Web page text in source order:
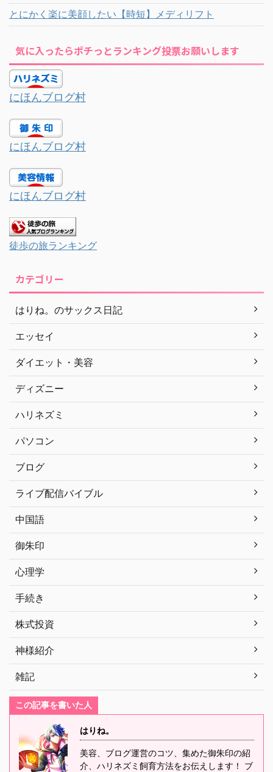
とにかく楽に美顔したい【時短】メディリフト
気に入ったらポチっとランキング投票お願いします
にほんブログ村
にほんブログ村
にほんブログ村
徒歩の旅ランキング
カテゴリー
はりね。のサックス日記
エッセイ
ダイエット・美容
ディズニー
ハリネズミ
パソコン
ブログ
ライブ配信バイブル
中国語
御朱印
心理学
手続き
株式投資
神様紹介
雑記
この記事を書いた人
はりね。
美容、ブログ運営のコツ、集めた御朱印の紹
介、ハリネズミ飼育方法をお伝えします！ ブ